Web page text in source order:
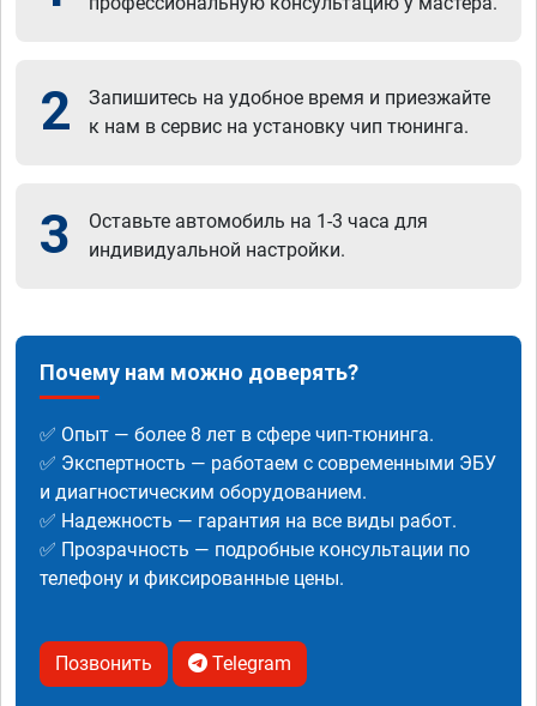
2
Запишитесь на удобное время и приезжайте
к нам в сервис на установку чип тюнинга.
3
Оставьте автомобиль на 1-3 часа для
индивидуальной настройки.
Почему нам можно доверять?
✅ Опыт — более 8 лет в сфере чип-тюнинга.
✅ Экспертность — работаем с современными ЭБУ
и диагностическим оборудованием.
✅ Надежность — гарантия на все виды работ.
✅ Прозрачность — подробные консультации по
телефону и фиксированные цены.
Позвонить Telegram